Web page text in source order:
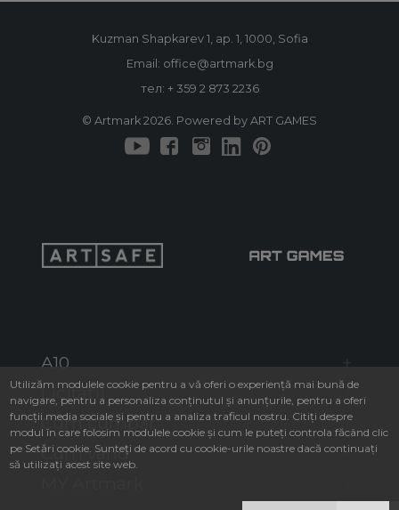
Kuzman Shapkarev 1, ap. 1, 1000, Sofia
Email: office@artmark.bg
тел: + 359 2 873 2236
© Artmark 2026. Powered by ART GAMES
A10
Licitații
Cum cumpăr
Cum vând
Utilizăm modulele cookie pentru a vă oferi o experiență mai bună de
navigare, pentru a personaliza conținutul și anunțurile, pentru a oferi
funcții media sociale și pentru a analiza traficul nostru. Citiți despre
modul în care folosim modulele cookie și cum le puteți controla făcând clic
pe Setări cookie. Sunteți de acord cu cookie-urile noastre dacă continuați
să utilizați acest site web.